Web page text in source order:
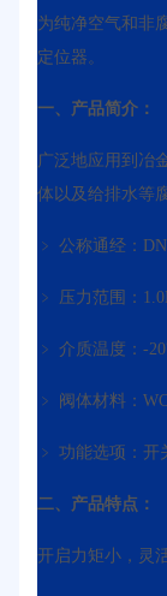
为纯净空气和非
定位器。
一、产品简介：
广泛地应用到冶
体以及给排水等
﹥ 公称通经：
﹥ 压力范围：
﹥ 介质温度：-
﹥ 阀体材料：
﹥ 功能选项：开
二、产品特点：
开启力矩小，灵